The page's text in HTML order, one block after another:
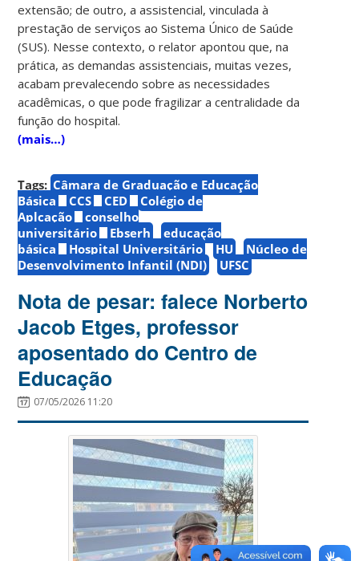
extensão; de outro, a assistencial, vinculada à
prestação de serviços ao Sistema Único de Saúde
(SUS). Nesse contexto, o relator apontou que, na
prática, as demandas assistenciais, muitas vezes,
acabam prevalecendo sobre as necessidades
acadêmicas, o que pode fragilizar a centralidade da
função do hospital.
(mais…)
Tags: Câmara de Graduação e Educação
Básica
CCS CED
Colégio de
Aplcação
conselho
universitário
Ebserh
educação
básica
Hospital Universitário HU
Núcleo de
Desenvolvimento Infantil (NDI)
UFSC
Nota de pesar: falece Norberto
Jacob Etges, professor
aposentado do Centro de
Educação
07/05/2026 11:20